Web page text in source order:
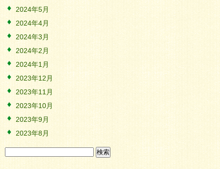
2024年5月
2024年4月
2024年3月
2024年2月
2024年1月
2023年12月
2023年11月
2023年10月
2023年9月
2023年8月